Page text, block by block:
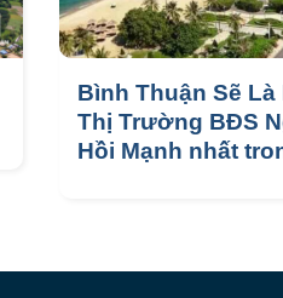
Bình Thuận Sẽ
Thị Trường BĐS
Hồi Mạnh nhất